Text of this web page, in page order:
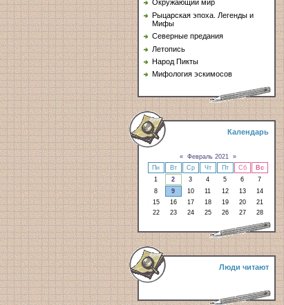
Окружающий мир
Рыцарская эпоха. Легенды и
Мифы
Северные предания
Летопись
Народ Пикты
Мифология эскимосов
Календарь
« Февраль 2021
»
Пн
Вт Ср Чт Пт Сб
Вс
1
2 3 4 5 6
7
8
9 10 11 12 13
14
15
16 17 18 19 20
21
22
23 24 25 26 27 28
Люди читают